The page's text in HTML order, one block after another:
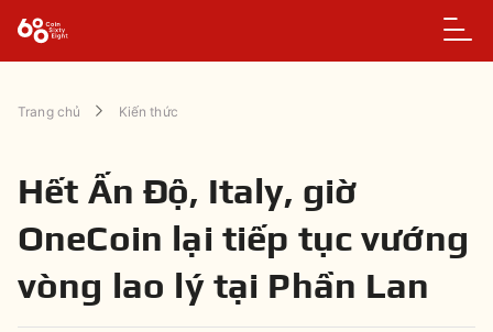
Trang chủ Kiến thức
Hết Ấn Độ, Italy, giờ
OneCoin lại tiếp tục vướng
vòng lao lý tại Phần Lan